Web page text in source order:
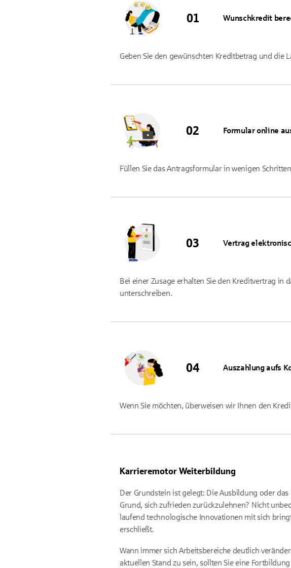
Wunschkredit
Geben Sie den gewünschten Kreditbetrag und die
Formular online
Füllen Sie das Antragsformular in wenigen
Vertrag
Bei einer Zusage erhalten Sie den Kreditvertrag in
unterschreiben.
Auszahlung aufs
Wenn Sie möchten, überweisen wir Ihnen den
Karrieremotor Weiterbildung
Der Grundstein ist gelegt: Die Ausbildung oder
Grund, sich zufrieden zurückzulehnen? Nicht
laufend technologische Innovationen mit sich
erschließt.
Wann immer sich Arbeitsbereiche deutlich
aktuellen Stand zu sein, sollten Sie eine